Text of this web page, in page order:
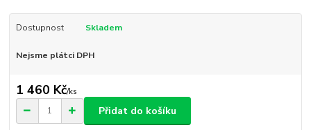
Dostupnost Skladem
Nejsme plátci DPH
1 460 Kč/ks
Přidat do košíku